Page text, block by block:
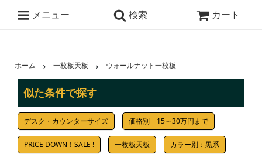
メニュー 検索 カート
ホーム 一枚板天板 ウォールナット一枚板
似た条件で探す
デスク・カウンターサイズ 価格別 15～30万円まで
PRICE DOWN！SALE ! 一枚板天板 カラー別：黒系